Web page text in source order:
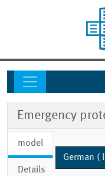
Emergency
model
Details
German (